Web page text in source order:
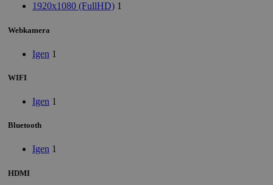
1920x1080 (FullHD) 1
Webkamera
Igen 1
WIFI
Igen 1
Bluetooth
Igen 1
HDMI